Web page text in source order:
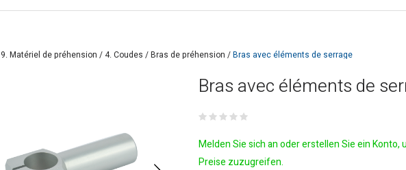
9. Matériel de préhension /4. Coudes / Bras de préhension /Bras avec éléments de serrage
Bras avec éléments de
Melden Sie sich an oder erstellen Sie ein Konto,
Preise zuzugreifen.